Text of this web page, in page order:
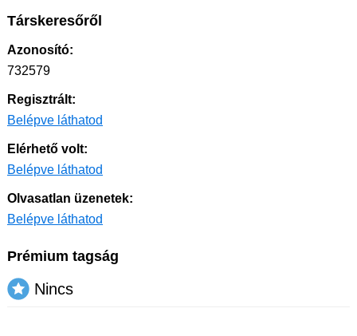
Társkeresőről
Azonosító:
732579
Regisztrált:
Belépve láthatod
Elérhető volt:
Belépve láthatod
Olvasatlan üzenetek:
Belépve láthatod
Prémium tagság
Nincs